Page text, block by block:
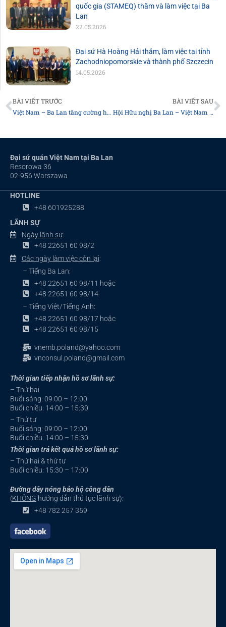
quốc gia (STAMEQ) thăm và làm việc tại Ba
Lan
22.05.2026
Đại sứ Hà Hoàng Hải thăm, làm việc tại tỉnh
Zachodniopomorskie và thành phố Szczecin
14.05.2026
Prev
BÀI VIẾT TRƯỚC
Việt Nam – Ba Lan tăng cường hợp tác trong lĩnh vực an ninh mạng
BÀI VIẾT SAU
Hội Hữu nghị Ba Lan – Việt Nam hỗ trợ người dân miền Trung Việt Nam khắc phục hậu quả thiên tai
Đại sứ quán Việt Nam tại Ba Lan
Resorowa 36
02-956 Warszawa
HOTLINE
+48 601925288
LÃNH SỰ
Ngày lãnh sự:
+48 22651 60 98/2
Các ngày làm việc còn lại:
– Tiếng Ba Lan:
+48 22651 60 98/11 hoặc
+48 22651 60 98/14
– Tiếng Việt/Tiếng Anh:
+48 22651 60 98/17 hoặc
+48 22651 60 98/15
vnemb.poland@yahoo.com
vnconsul.poland@gmail.com
Thời gian tiếp nhận hồ sơ lãnh sự:
– Thứ hai
Buổi sáng: 09:00 – 12:00
Buổi chiều: 14:00 – 15:30
– Thứ tư
Buổi sáng: 09:00 – 12:00
Buổi chiều: 14:00 – 15:30
Thời gian trả kết quả hồ sơ lãnh sự:
– Thứ hai & thứ tư
Buổi chiều: 15:30 – 17:00
Đường dây nóng bảo hộ công dân
(KHÔNG hướng dẫn thủ tục lãnh sự):
+48 782 257 359